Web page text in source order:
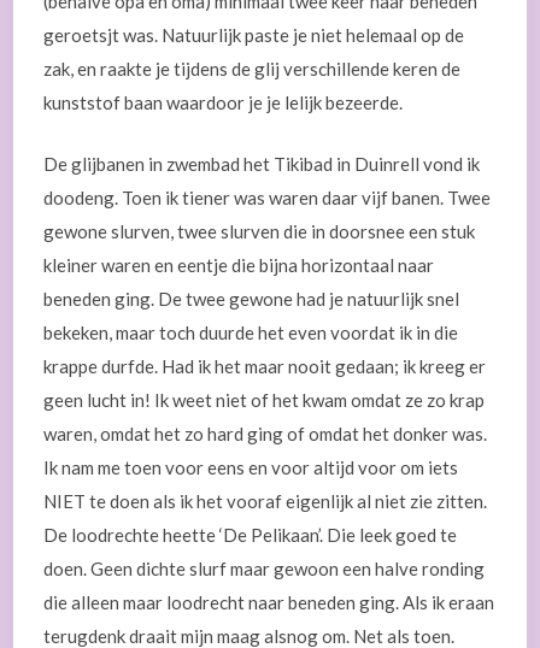
geroetsjt was. Natuurlijk paste je niet helemaal op de
zak, en raakte je tijdens de glij verschillende keren de
kunststof baan waardoor je je lelijk bezeerde.
De glijbanen in zwembad het Tikibad in Duinrell vond ik
doodeng. Toen ik tiener was waren daar vijf banen. Twee
gewone slurven, twee slurven die in doorsnee een stuk
kleiner waren en eentje die bijna horizontaal naar
beneden ging. De twee gewone had je natuurlijk snel
bekeken, maar toch duurde het even voordat ik in die
krappe durfde. Had ik het maar nooit gedaan; ik kreeg er
geen lucht in! Ik weet niet of het kwam omdat ze zo krap
waren, omdat het zo hard ging of omdat het donker was.
Ik nam me toen voor eens en voor altijd voor om iets
NIET te doen als ik het vooraf eigenlijk al niet zie zitten.
De loodrechte heette ‘De Pelikaan’. Die leek goed te
doen. Geen dichte slurf maar gewoon een halve ronding
die alleen maar loodrecht naar beneden ging. Als ik eraan
terugdenk draait mijn maag alsnog om. Net als toen.